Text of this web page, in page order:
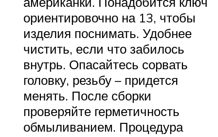
ориентировочно на 13, чтобы
изделия поснимать. Удобнее
чистить, если что забилось
внутрь. Опасайтесь сорвать
головку, резьбу – придется
менять. После сборки
проверяйте герметичность
обмыливанием. Процедура